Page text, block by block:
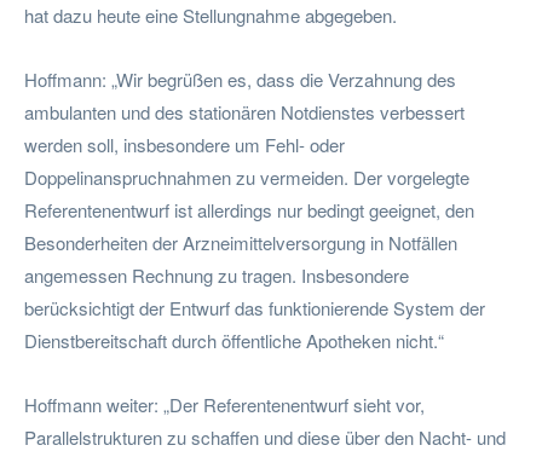
hat dazu heute eine Stellungnahme abgegeben.
Hoffmann: „Wir begrüßen es, dass die Verzahnung des
ambulanten und des stationären Notdienstes verbessert
werden soll, insbesondere um Fehl- oder
Doppelinanspruchnahmen zu vermeiden. Der vorgelegte
Referentenentwurf ist allerdings nur bedingt geeignet, den
Besonderheiten der Arzneimittelversorgung in Notfällen
angemessen Rechnung zu tragen. Insbesondere
berücksichtigt der Entwurf das funktionierende System der
Dienstbereitschaft durch öffentliche Apotheken nicht.“
Hoffmann weiter: „Der Referentenentwurf sieht vor,
Parallelstrukturen zu schaffen und diese über den Nacht- und